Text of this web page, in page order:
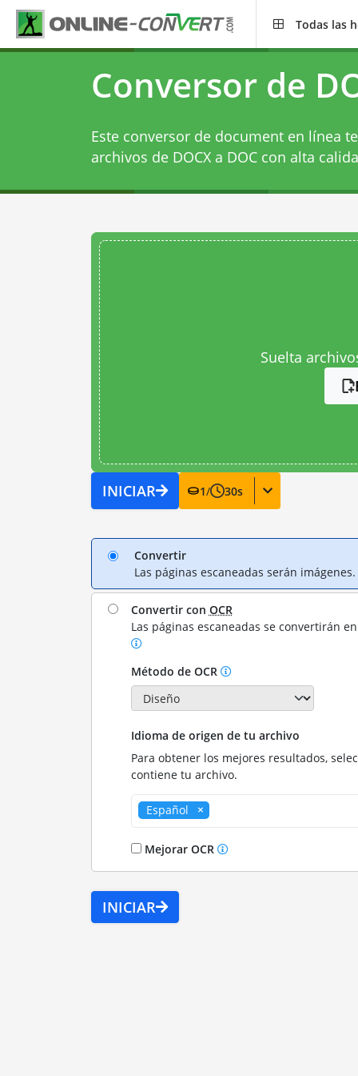
Todas las
Conversor de
Este conversor de document en línea
archivos de DOCX a DOC con alta
Suelta
INICIAR 1/ 30s
Convertir
Las páginas escaneadas serán imágenes.
Convertir con OCR
Las páginas escaneadas se convertirán
Método de OCR
Idioma de origen de tu archivo
Para obtener los mejores resultados,
contiene tu archivo.
Español
Mejorar OCR
INICIAR